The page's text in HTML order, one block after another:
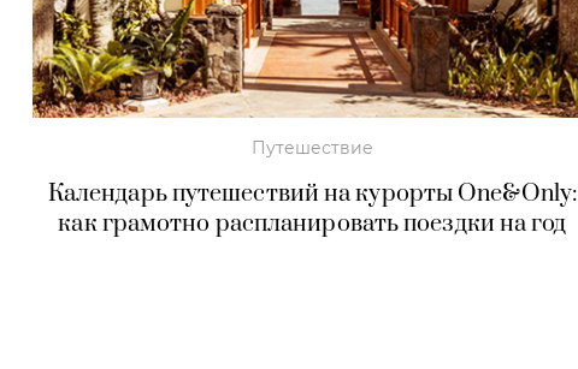
Путешествие
Календарь путешествий на курорты One&Only:
как грамотно распланировать поездки на год